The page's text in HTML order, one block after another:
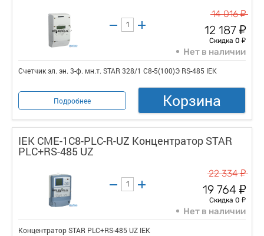
14 016у
12 187 у
Скидка 0 у
Нет в наличии
Счетчик эл. эн. 3-ф. мн.т. STAR 328/1 С8-5(100)Э RS-485 IEK
Подробнее Корзина
IEK CME-1C8-PLC-R-UZ Концентратор STAR
PLC+RS-485 UZ
22 334у
19 764 у
Скидка 0 у
Нет в наличии
Концентратор STAR PLC+RS-485 UZ IEK